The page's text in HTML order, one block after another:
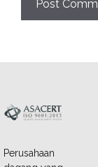
Perusahaan